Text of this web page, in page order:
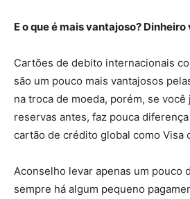
E o que é mais vantajoso?
Cartões de debito internacionais
são um pouco mais vantajosos
na troca de moeda, porém, se você
reservas antes, faz pouca
cartão de crédito global como Visa
Aconselho levar apenas um pouco
sempre há algum pequeno